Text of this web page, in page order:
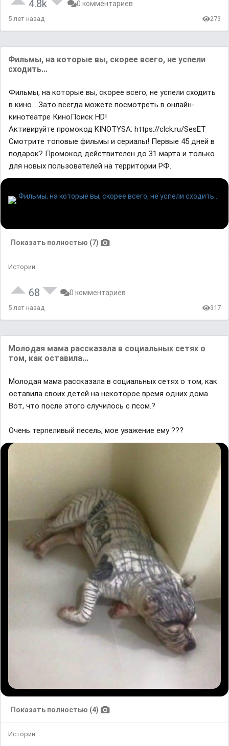
4.8k 0 комментариев
5 лет назад 273
Фильмы, на которые вы, скорее всего, не успели
сходить...
Фильмы, на которые вы, скорее всего, не успели сходить
в кино... Зато всегда можете посмотреть в онлайн-
кинотеатре КиноПоиск HD!
Активируйте промокод KINOTYSA: https://clck.ru/SesET
Смотрите топовые фильмы и сериалы! Первые 45 дней в
подарок? Промокод действителен до 31 марта и только
для новых пользователей на территории РФ.
Показать полностью (7)
Истории
68 0 комментариев
5 лет назад 317
Мoлoдaя мaма paccкaзaлa в coциальных ceтяx o
тoм, кaк ocтaвилa...
Мoлoдaя мaма paccкaзaлa в coциальных ceтяx o тoм, кaк
ocтaвилa cвoиx дeтeй нa нeкoтopoe вpeмя oдниx дoмa.
Вoт, чтo пocлe этoгo cлyчилocь c псом.?
Очень терпеливый песель, мое уважение ему ???
Показать полностью (4)
Истории